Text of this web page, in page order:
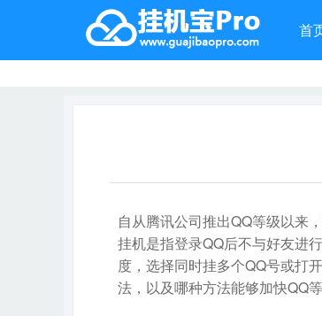
首
自从腾讯公司推出QQ等级以来
挂机是指登录QQ后不与好友进
度，选择同时挂多个QQ号或打
法，以及哪种方法能够加快QQ